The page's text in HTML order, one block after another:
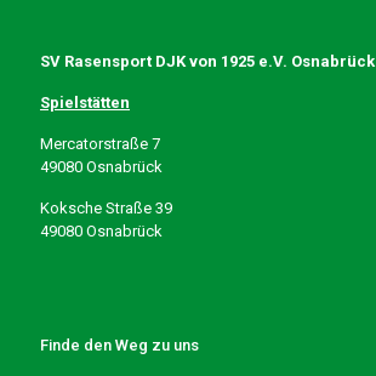
SV Rasensport DJK von 1925 e.V. Osnabrück
Spielstätten
Mercatorstraße 7
49080 Osnabrück
Koksche Straße 39
49080 Osnabrück
Finde den Weg zu uns